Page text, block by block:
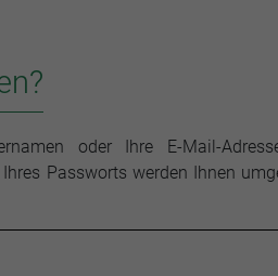
oder Ihre E-Mail-
Passworts werden Ihnen